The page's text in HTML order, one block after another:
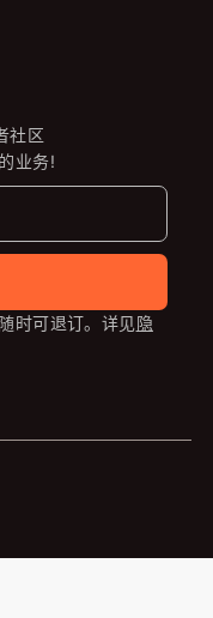
社区
业务!
时可退订。详见隐